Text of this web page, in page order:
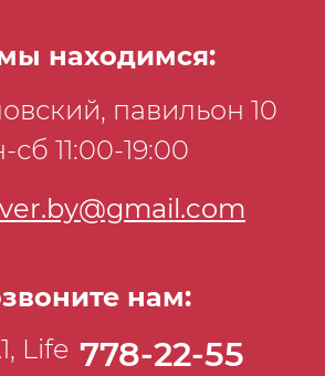
находимся:
павильон 10
сб 11:00-19:00
нам:
Life 778-22-55